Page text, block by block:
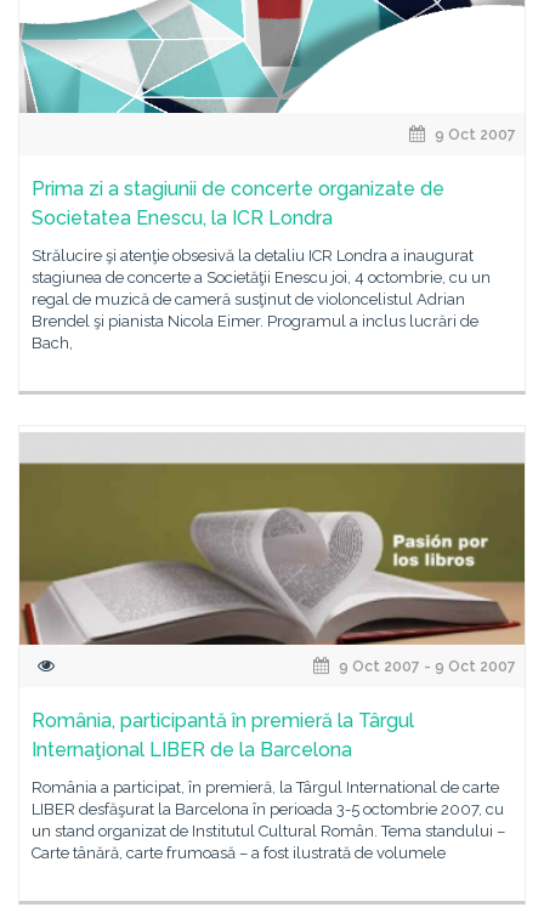
9 Oct 2007
Prima zi a stagiunii de concerte organizate de
Societatea Enescu, la ICR Londra
Strălucire şi atenţie obsesivă la detaliu ICR Londra a inaugurat
stagiunea de concerte a Societăţii Enescu joi, 4 octombrie, cu un
regal de muzică de cameră susţinut de violoncelistul Adrian
Brendel şi pianista Nicola Eimer. Programul a inclus lucrări de
Bach,
9 Oct 2007 - 9 Oct 2007
România, participantă în premieră la Târgul
Internaţional LIBER de la Barcelona
România a participat, în premieră, la Târgul International de carte
LIBER desfăşurat la Barcelona în perioada 3-5 octombrie 2007, cu
un stand organizat de Institutul Cultural Român. Tema standului –
Carte tânără, carte frumoasă – a fost ilustrată de volumele